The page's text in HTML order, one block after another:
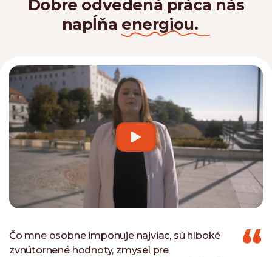
Dobre odvedená práca nás
napĺňa energiou.
Čo mne osobne imponuje najviac, sú hlboké
zvnútornené hodnoty, zmysel pre